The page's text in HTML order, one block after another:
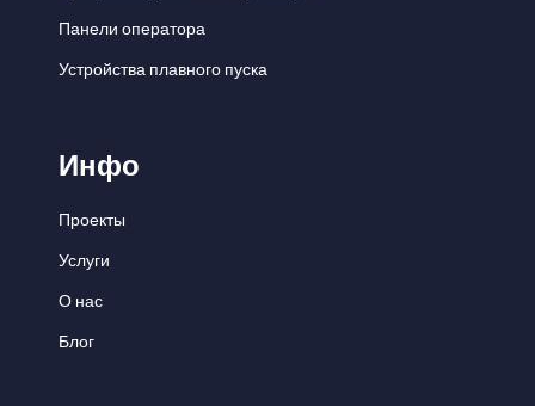
Панели оператора
Устройства плавного пуска
Инфо
Проекты
Услуги
О нас
Блог